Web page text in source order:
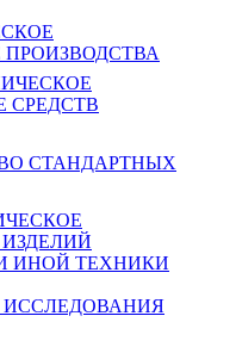
СРЕДСТВ
СТАНДАРТНЫХ
ИНОЙ ТЕХНИКИ